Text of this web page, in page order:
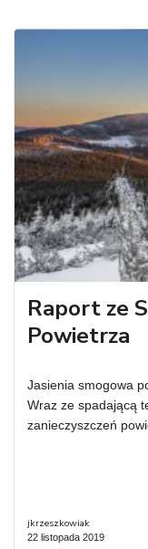
Raport ze
Powietrza
Jasienia smogowa
Wraz ze spadającą
zanieczyszczeń
jkrzeszkowiak
22 listopada 2019